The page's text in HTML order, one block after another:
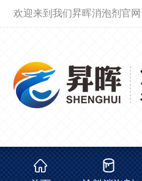
欢迎来到我们昇晖消泡剂官网